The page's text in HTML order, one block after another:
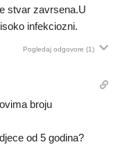
stvar zavrsena.U
infekciozni.
Pogledaj odgovore (1)
broju
od 5 godina?